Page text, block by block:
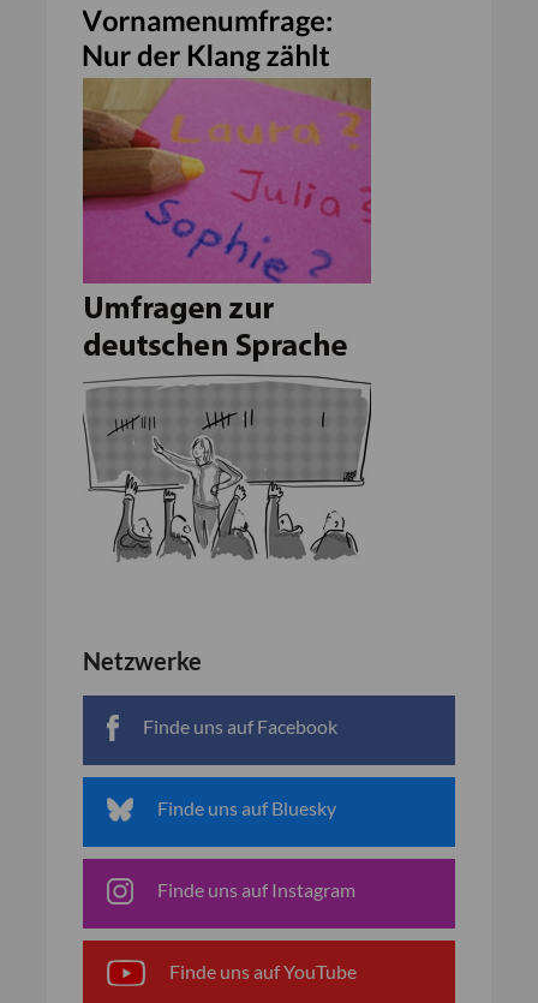
Netzwerke
Finde uns auf Facebook
Finde uns auf Bluesky
Finde uns auf Instagram
Finde uns auf YouTube